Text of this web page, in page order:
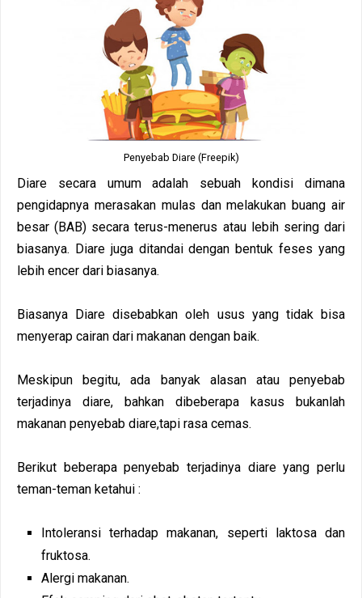
Penyebab Diare (Freepik)
Diare secara umum adalah sebuah kondisi dimana
pengidapnya merasakan mulas dan melakukan buang air
besar (BAB) secara terus-menerus atau lebih sering dari
biasanya. Diare juga ditandai dengan bentuk feses yang
lebih encer dari biasanya.
Biasanya Diare disebabkan oleh usus yang tidak bisa
menyerap cairan dari makanan dengan baik.
Meskipun begitu, ada banyak alasan atau penyebab
terjadinya diare, bahkan dibeberapa kasus bukanlah
makanan penyebab diare,tapi rasa cemas.
Berikut beberapa penyebab terjadinya diare yang perlu
teman-teman ketahui :
Intoleransi terhadap makanan, seperti laktosa dan
fruktosa.
Alergi makanan.